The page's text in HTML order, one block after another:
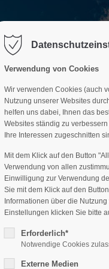
"offcanvas-col2" existiert
Verwendung von Cookies
Wir verwenden Cookies (auch
Nutzung unserer Websites
helfen uns dabei, Ihnen das
Websites ständig zu
Ihre Interessen zugeschnitten
Mit dem Klick auf den Button
Verwendung von allen
Einwilligung zur Verwendung
Sie mit dem Klick auf den
Informationen über die
Einstellungen klicken Sie bitte
Erforderlich*
Notwendige Cookies
Externe Medien